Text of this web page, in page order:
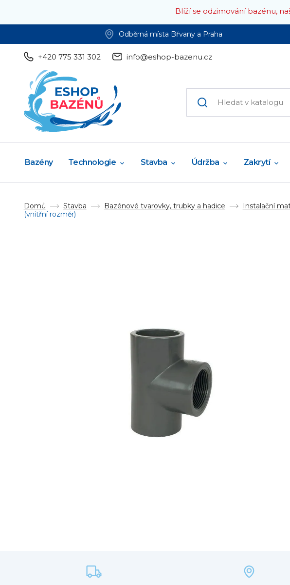
Blíží se odzimování bazénu,
Odběrná místa Břvany a Praha
+420 775 331 302 info@eshop-bazenu.cz
Bazény Technologie Stavba Údržba Zakrytí
Domů Stavba Bazénové tvarovky, trubky a hadice Instalační
(vnitřní rozměr)